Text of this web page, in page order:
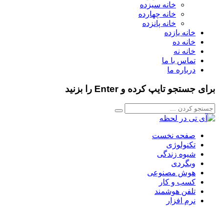
خانه سیزده
خانه چهارده
خانه پانزده
خانه یازده
خانه ده
خانه نه
تماس با ما
درباره ما
برای جستجو تایپ کرده و Enter را بزنید
صفحه نخست
تکنولوژی
شیوه زندگی
وبگردی
هوش مصنوعی
کسب و کار
تلفن هوشمند
نرم افزار